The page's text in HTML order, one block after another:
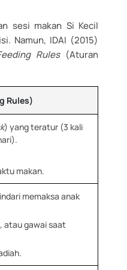
sesi makan Si Kecil
Namun, IDAI (2015)
Rules(Aturan
Rules)
) yang teratur (3 kali
makan.
memaksa anak
atau gawai saat